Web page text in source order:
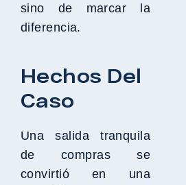
sino de marcar la
diferencia.
Hechos Del
Caso
Una salida tranquila
de compras se
convirtió en una